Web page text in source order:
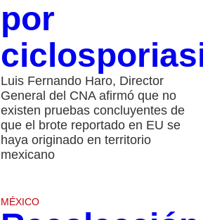
por
Luis Fernando Haro, Director
General del CNA afirmó que no
existen pruebas concluyentes de
que el brote reportado en EU se
haya originado en territorio
mexicano
MÉXICO